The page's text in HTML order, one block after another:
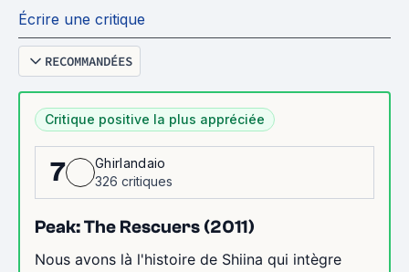
Écrire une critique
RECOMMANDÉES
Critique positive la plus appréciée
7
Ghirlandaio
326 critiques
Peak: The Rescuers (2011)
Nous avons là l'histoire de Shiina qui intègre